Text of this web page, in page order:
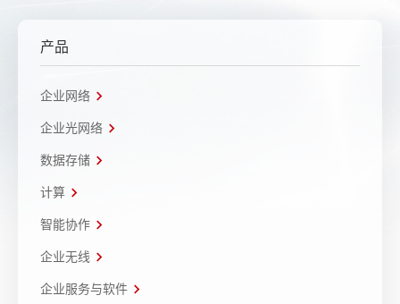
产品
企业网络
企业光网络
数据存储
计算
智能协作
企业无线
企业服务与软件